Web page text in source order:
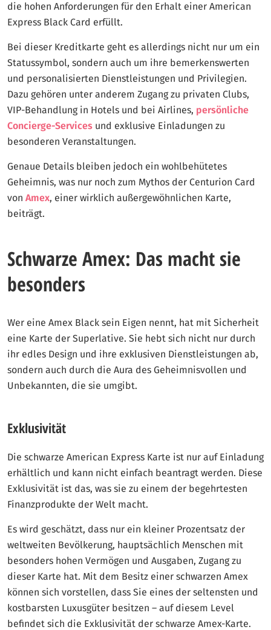
die hohen Anforderungen für den Erhalt einer American
Express Black Card erfüllt.
Bei dieser Kreditkarte geht es allerdings nicht nur um ein
Statussymbol, sondern auch um ihre bemerkenswerten
und personalisierten Dienstleistungen und Privilegien.
Dazu gehören unter anderem Zugang zu privaten Clubs,
VIP-Behandlung in Hotels und bei Airlines, persönliche
Concierge-Services und exklusive Einladungen zu
besonderen Veranstaltungen.
Genaue Details bleiben jedoch ein wohlbehütetes
Geheimnis, was nur noch zum Mythos der Centurion Card
von Amex, einer wirklich außergewöhnlichen Karte,
beiträgt.
Schwarze Amex: Das macht sie
besonders
Wer eine Amex Black sein Eigen nennt, hat mit Sicherheit
eine Karte der Superlative. Sie hebt sich nicht nur durch
ihr edles Design und ihre exklusiven Dienstleistungen ab,
sondern auch durch die Aura des Geheimnisvollen und
Unbekannten, die sie umgibt.
Exklusivität
Die schwarze American Express Karte ist nur auf Einladung
erhältlich und kann nicht einfach beantragt werden. Diese
Exklusivität ist das, was sie zu einem der begehrtesten
Finanzprodukte der Welt macht.
Es wird geschätzt, dass nur ein kleiner Prozentsatz der
weltweiten Bevölkerung, hauptsächlich Menschen mit
besonders hohen Vermögen und Ausgaben, Zugang zu
dieser Karte hat. Mit dem Besitz einer schwarzen Amex
können sich vorstellen, dass Sie eines der seltensten und
kostbarsten Luxusgüter besitzen – auf diesem Level
befindet sich die Exklusivität der schwarze Amex-Karte.